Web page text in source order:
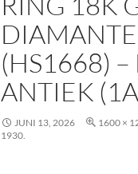
(HS1668) –
ANTIEK
JUNI 13, 2026 1600 ×
1930.